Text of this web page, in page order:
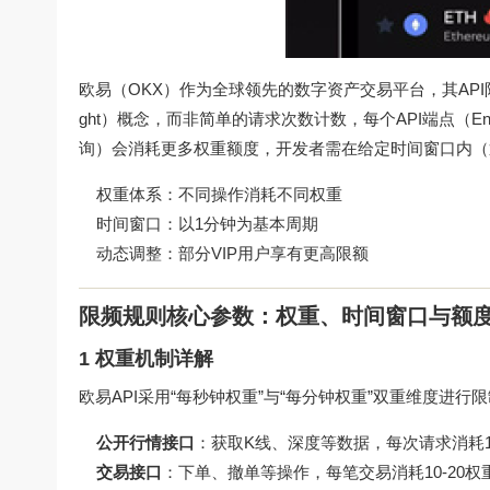
欧易（OKX）作为全球领先的数字资产交易平台，其
ght）概念，而非简单的请求次数计数，每个API端点（
询）会消耗更多权重额度，开发者需在给定时间窗口内
权重体系：不同操作消耗不同权重
时间窗口：以1分钟为基本周期
动态调整：部分VIP用户享有更高限额
限频规则核心参数：权重、时间窗口与额
1 权重机制详解
欧易API采用“每秒钟权重”与“每分钟权重”双重维度进行
公开行情接口 ：获取K线、深度等数据，每次请求消耗
交易接口 ：下单、撤单等操作，每笔交易消耗10-20权